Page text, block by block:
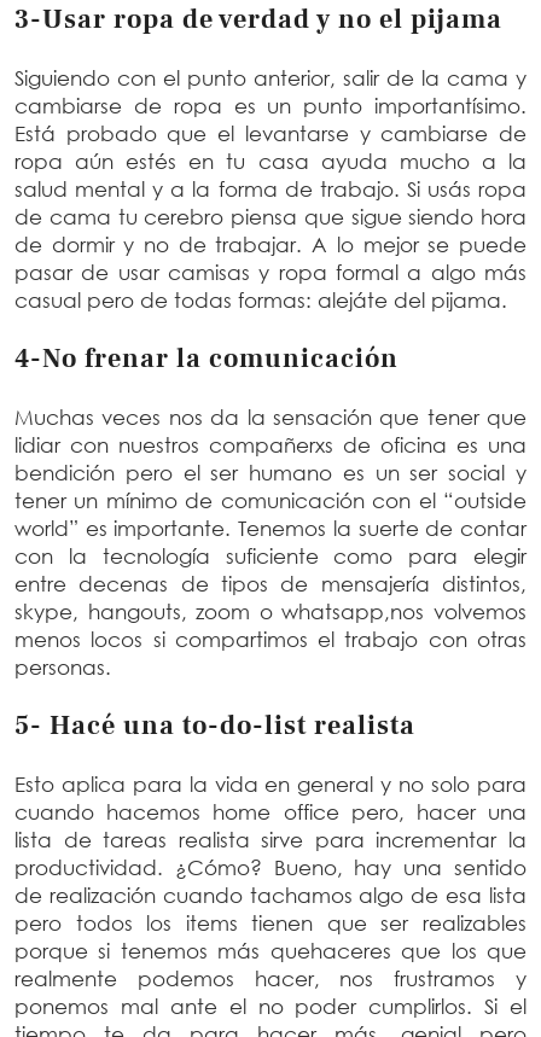
3-Usar ropa de verdad y no el pijama
Siguiendo con el punto anterior, salir de la cama y
cambiarse de ropa es un punto importantísimo.
Está probado que el levantarse y cambiarse de
ropa aún estés en tu casa ayuda mucho a la
salud mental y a la forma de trabajo. Si usás ropa
de cama tu cerebro piensa que sigue siendo hora
de dormir y no de trabajar. A lo mejor se puede
pasar de usar camisas y ropa formal a algo más
casual pero de todas formas: alejáte del pijama.
4-No frenar la comunicación
Muchas veces nos da la sensación que tener que
lidiar con nuestros compañerxs de oficina es una
bendición pero el ser humano es un ser social y
tener un mínimo de comunicación con el “outside
world” es importante. Tenemos la suerte de contar
con la tecnología suficiente como para elegir
entre decenas de tipos de mensajería distintos,
skype, hangouts, zoom o whatsapp,nos volvemos
menos locos si compartimos el trabajo con otras
personas.
5- Hacé una to-do-list realista
Esto aplica para la vida en general y no solo para
cuando hacemos home office pero, hacer una
lista de tareas realista sirve para incrementar la
productividad. ¿Cómo? Bueno, hay una sentido
de realización cuando tachamos algo de esa lista
pero todos los items tienen que ser realizables
porque si tenemos más quehaceres que los que
realmente podemos hacer, nos frustramos y
ponemos mal ante el no poder cumplirlos. Si el